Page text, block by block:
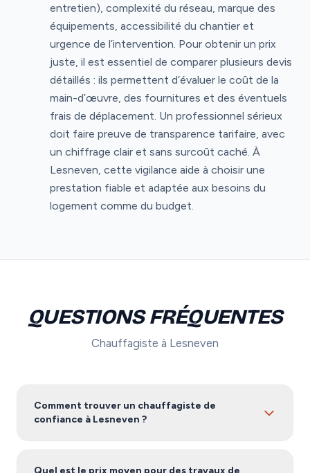
entretien), complexité du réseau, marque des
équipements, accessibilité du chantier et
urgence de l’intervention. Pour obtenir un prix
juste, il est essentiel de comparer plusieurs devis
détaillés : ils permettent d’évaluer le coût de la
main-d’œuvre, des fournitures et des éventuels
frais de déplacement. Un professionnel sérieux
doit faire preuve de transparence tarifaire, avec
un chiffrage clair et sans surcoût caché. À
Lesneven, cette vigilance aide à choisir une
prestation fiable et adaptée aux besoins du
logement comme du budget.
QUESTIONS FRÉQUENTES
Chauffagiste à Lesneven
Comment trouver un chauffagiste de
confiance à Lesneven ?
Pour trouver un chauffagiste fiable à Lesneven, nous
Quel est le prix moyen pour des travaux de